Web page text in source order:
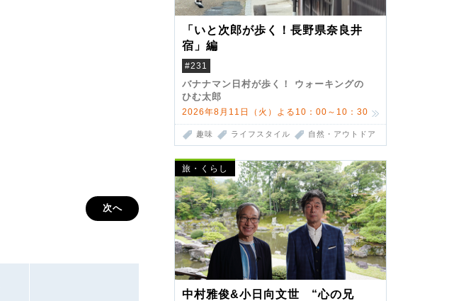
「いと次郎が歩く！長野県奈良井
宿」編
#231
バナナマン日村が歩く！ ウォーキングの
ひむ太郎
2026年8月11日（火）よる10：00～10：30
趣味 ライフスタイル 自然・アウトドア
旅・くらし
中村雅俊&小日向文世 “心の兄
次へ